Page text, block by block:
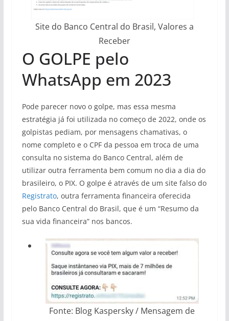
Site do Banco Central do Brasil, Valores a
Receber
O GOLPE pelo
WhatsApp em 2023
Pode parecer novo o golpe, mas essa mesma
estratégia já foi utilizada no começo de 2022, onde os
golpistas pediam, por mensagens chamativas, o
nome completo e o CPF da pessoa em troca de uma
consulta no sistema do Banco Central, além de
utilizar outra ferramenta bem comum no dia a dia do
brasileiro, o PIX. O golpe é através de um site falso do
Registrato, outra ferramenta financeira oferecida
pelo Banco Central do Brasil, que é um “Resumo da
sua vida financeira” nos bancos.
Fonte: Blog Kaspersky / Mensagem de